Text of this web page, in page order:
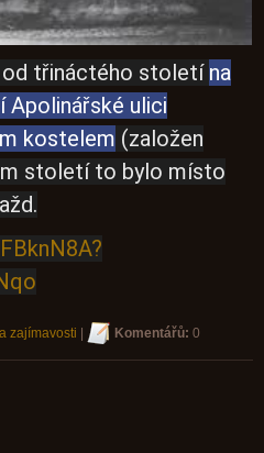
od třináctého století na
Apolinářské ulici
kostelem (založen
století to bylo místo
zajímavosti Komentářů: 0